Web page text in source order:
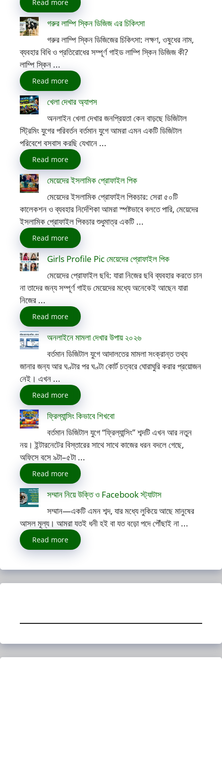
Read more
গরুর লাম্পি স্কিন ডিজিজ এর চিকিৎসা
গরুর লাম্পি স্কিন ডিজিজের চিকিৎসা: লক্ষণ, ওষুধের নাম,
ব্যবহার বিধি ও প্রতিরোধের সম্পূর্ণ গাইড লাম্পি স্কিন ডিজিজ কী?
লাম্পি স্কিন ...
Read more
খেলা দেখার অ্যাপস
অনলাইন খেলা দেখার জনপ্রিয়তা কেন বাড়ছে ডিজিটাল
স্ট্রিমিং যুগের পরিবর্তন বর্তমান যুগে আমরা এমন একটি ডিজিটাল
পরিবেশে বসবাস করছি যেখানে ...
Read more
মেয়েদের ইসলামিক প্রোফাইল পিক
মেয়েদের ইসলামিক প্রোফাইল পিকচার: সেরা ৫০টি
কালেকশন ও ব্যবহার নির্দেশিকা আমরা স্পষ্টভাবে বলতে পারি, মেয়েদের
ইসলামিক প্রোফাইল পিকচার শুধুমাত্র একটি ...
Read more
Girls Profile Pic মেয়েদের প্রোফাইল পিক
মেয়েদের প্রোফাইল ছবি: যারা নিজের ছবি ব্যবহার করতে চান
না তাদের জন্য সম্পূর্ণ গাইড মেয়েদের মধ্যে অনেকেই আছেন যারা
নিজের ...
Read more
অনলাইনে মামলা দেখার উপায় ২০২৬
বর্তমান ডিজিটাল যুগে আদালতের মামলা সংক্রান্ত তথ্য
জানার জন্য আর ঘণ্টার পর ঘণ্টা কোর্ট চত্বরে ঘোরাঘুরি করার প্রয়োজন
নেই। এখন ...
Read more
ফ্রিল্যান্সিং কিভাবে শিখবো
বর্তমান ডিজিটাল যুগে “ফ্রিল্যান্সিং” শব্দটি এখন আর নতুন
নয়। ইন্টারনেটের বিস্তারের সাথে সাথে কাজের ধরন বদলে গেছে,
অফিসে বসে ৯টা–৫টা ...
Read more
সম্মান নিয়ে উক্তি ও Facebook স্ট্যাটাস
সম্মান—একটি এমন শব্দ, যার মধ্যে লুকিয়ে আছে মানুষের
আসল মূল্য। আমরা যতই ধনী হই বা যত বড়ো পদে পৌঁছাই না ...
Read more